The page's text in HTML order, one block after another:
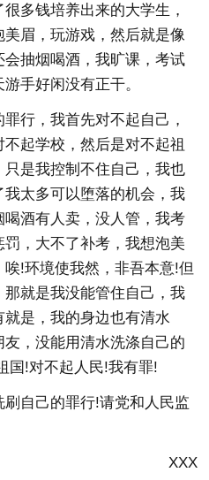
多钱培养出来的大学生，
眉，玩游戏，然后就是像
抽烟喝酒，我旷课，考试
手好闲没有正干。
行，我首先对不起自己，
起学校，然后是对不起祖
是我控制不住自己，我也
太多可以堕落的机会，我
酒有人卖，没人管，我考
，大不了补考，我想泡美
!环境使我然，非吾本意!但
就是我没能管住自己，我
是，我的身边也有清水
，没能用清水洗涤自己的
国!对不起人民!我有罪!
自己的罪行!请党和人民监
XXX